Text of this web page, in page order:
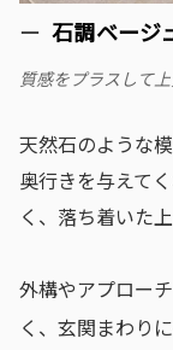
石調ベージ
質感をプラスして
天然石のような
奥行きを与えて
く、落ち着いた
外構やアプロー
く、玄関まわり